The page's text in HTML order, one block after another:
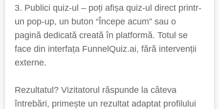
3. Publici quiz-ul – poți afișa quiz-ul direct printr-
un pop-up, un buton “Începe acum” sau o
pagină dedicată creată în platformă. Totul se
face din interfața FunnelQuiz.ai, fără intervenții
externe.
Rezultatul? Vizitatorul răspunde la câteva
întrebări, primește un rezultat adaptat profilului